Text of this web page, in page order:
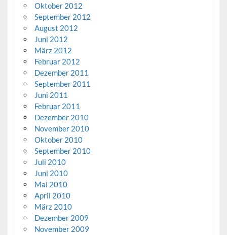
Oktober 2012
September 2012
August 2012
Juni 2012
März 2012
Februar 2012
Dezember 2011
September 2011
Juni 2011
Februar 2011
Dezember 2010
November 2010
Oktober 2010
September 2010
Juli 2010
Juni 2010
Mai 2010
April 2010
März 2010
Dezember 2009
November 2009